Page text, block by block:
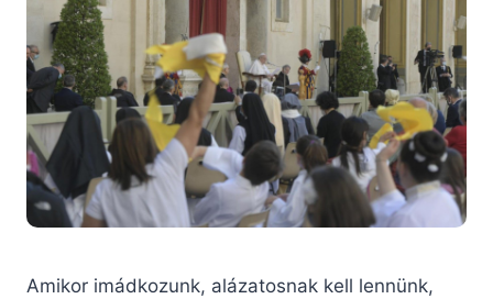
Amikor imádkozunk, alázatosnak kell lennünk,